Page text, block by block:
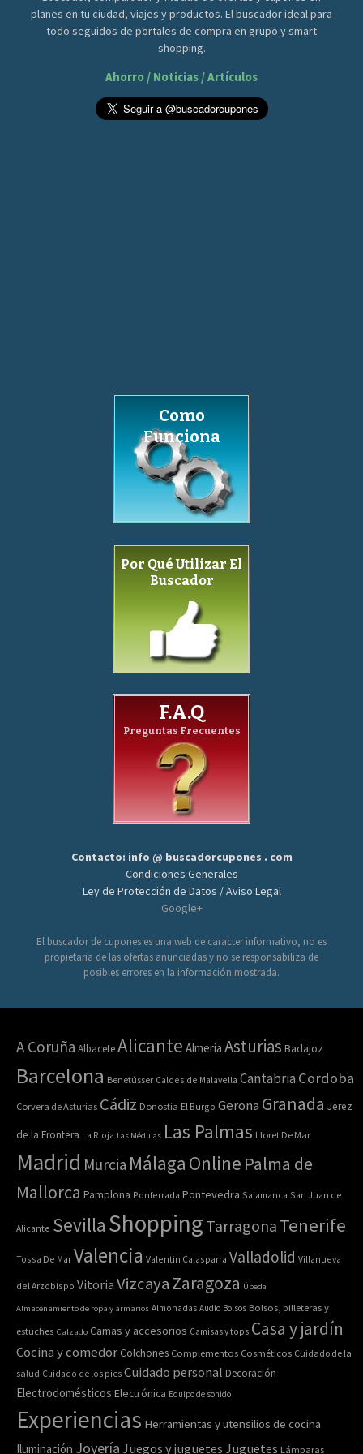
planes en tu ciudad, viajes y productos. El buscador ideal para
todo seguidos de portales de compra en grupo y smart
shopping.
Ahorro / Noticias / Artículos
Como
Funciona
Por Qué Utilizar El
Buscador
F.A.Q
Preguntas Frecuentes
Contacto: info @ buscadorcupones . com
Condiciones Generales
Ley de Protección de Datos / Aviso Legal
Google+
El buscador de cupones es una web de caracter informativo, no es
propietaria de las ofertas anunciadas y no se responsabiliza de
posibles errores en la información mostrada.
A Coruña AlbaceteAlicante Almería Asturias Badajoz
Barcelona Benetússer Caldes de Malavella Cantabria Cordoba
Corvera de Asturias Cádiz Donostia El Burgo Gerona Granada Jerez
de la Frontera La Rioja Las Médulas Las Palmas Lloret De Mar
Madrid Murcia Málaga Online Palma de
Mallorca Pamplona Ponferrada Pontevedra Salamanca San Juan de
Alicante Sevilla Shopping Tarragona Tenerife
Tossa De Mar Valencia Valentin Calasparra Valladolid Villanueva
del Arzobispo Vitoria VizcayaZaragoza Úbeda
Almacenamiento de ropa y armarios Almohadas Audio Bolsos Bolsos, billeteras y
estuches Calzado Camas y accesorios Camisas y tops Casa y jardín
Cocina y comedor Colchones Complementos Cosméticos Cuidado de la
salud Cuidado de los pies Cuidado personal Decoración
Electrodomésticos Electrónica Equipo de sonido
Experiencias Herramientas y utensilios de cocina
Iluminación Joyería Juegos y juguetes Juguetes Lámparas